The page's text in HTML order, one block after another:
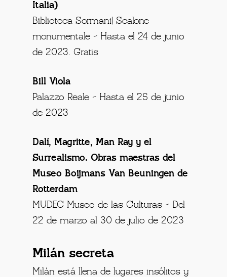
Italia)
Biblioteca Sormani| Scalone
monumentale – Hasta el 24 de junio
de 2023. Gratis
Bill Viola
Palazzo Reale – Hasta el 25 de junio
de 2023
Dalí, Magritte, Man Ray y el
Surrealismo. Obras maestras del
Museo Boijmans Van Beuningen de
Rotterdam
MUDEC Museo de las Culturas – Del
22 de marzo al 30 de julio de 2023
Milán secreta
Milán está llena de lugares insólitos y